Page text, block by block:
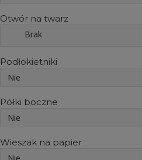
Otwór na twarz
Brak
Podłokietniki
Nie
Półki boczne
Nie
Wieszak na papier